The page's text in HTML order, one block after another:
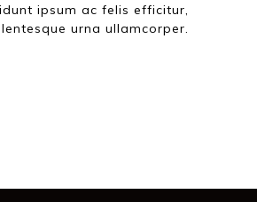
ipsum ac felis efficitur,
urna ullamcorper.